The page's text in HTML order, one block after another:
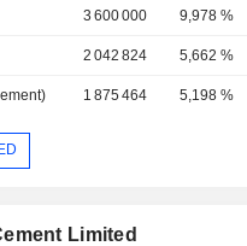
3 600 000 9,978 %
2 042 824 5,662 %
1 875 464 5,198 %
Limited